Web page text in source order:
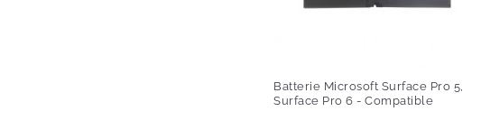
Batterie Microsoft Surface Pro 5,
Surface Pro 6 - Compatible